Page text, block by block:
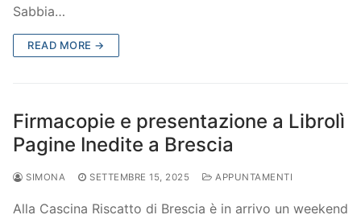
Sabbia…
READ MORE →
Firmacopie e presentazione a Librolì
Pagine Inedite a Brescia
SIMONA SETTEMBRE 15, 2025 APPUNTAMENTI
Alla Cascina Riscatto di Brescia è in arrivo un weekend